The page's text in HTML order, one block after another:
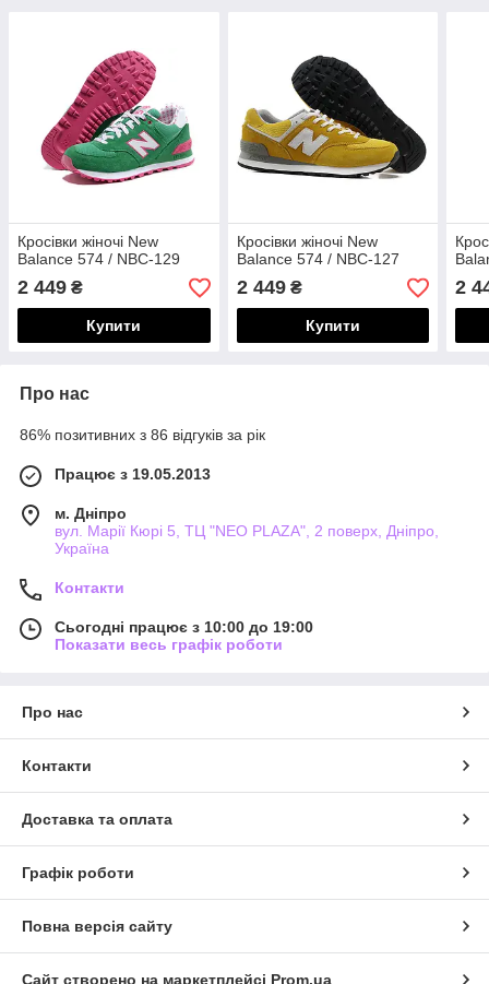
Кросівки жіночі New
Balance 574 / NBC-129
2 449 ₴
Купити
Кросівки жіночі New
Balance 574 / NBC-127
2 449₴
Купити
2
Про нас
86% позитивних з 86 відгуків за рік
Працює з 19.05.2013
м. Дніпро
вул. Марії Кюрі 5, ТЦ "NEO PLAZA", 2 поверх, Дніпро,
Україна
Контакти
Сьогодні працює з 10:00 до 19:00
Показати весь графік роботи
Про нас
Контакти
Доставка та оплата
Графік роботи
Повна версія сайту
Сайт створено на маркетплейсі Prom.ua